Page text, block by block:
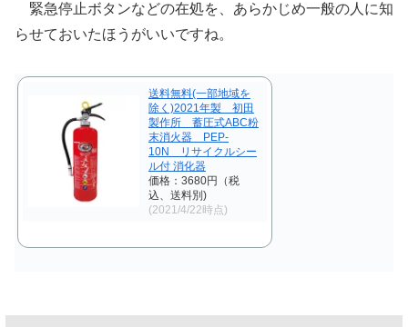
緊急停止ボタンなどの在処を、あらかじめ一般の人に知
らせておいたほうがいいですね。
送料無料(一部地域を
除く)2021年製 初田
製作所 蓄圧式ABC粉
末消火器 PEP-
10N リサイクルシー
ル付 消化器
価格：3680円（税
込、送料別)
(2021/4/22時点)